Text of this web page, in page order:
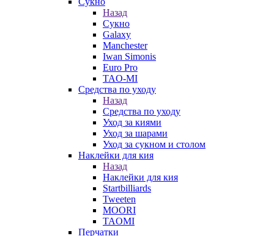
Назад
Сукно
Galaxy
Manchester
Iwan Simonis
Euro Pro
TAO-MI
Средства по уходу
Назад
Средства по уходу
Уход за киями
Уход за шарами
Уход за сукном и столом
Наклейки для кия
Назад
Наклейки для кия
Startbilliards
Tweeten
MOORI
TAOMI
Перчатки